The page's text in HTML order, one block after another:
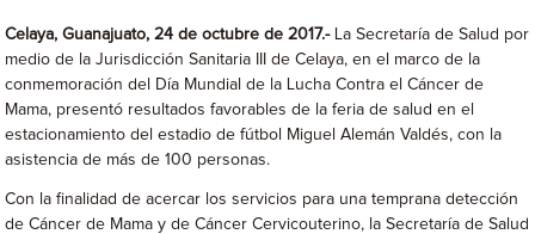
Celaya, Guanajuato, 24 de octubre de 2017.- La Secretaría de Salud por
medio de la Jurisdicción Sanitaria III de Celaya, en el marco de la
conmemoración del Día Mundial de la Lucha Contra el Cáncer de
Mama, presentó resultados favorables de la feria de salud en el
estacionamiento del estadio de fútbol Miguel Alemán Valdés, con la
asistencia de más de 100 personas.
Con la finalidad de acercar los servicios para una temprana detección
de Cáncer de Mama y de Cáncer Cervicouterino, la Secretaría de Salud